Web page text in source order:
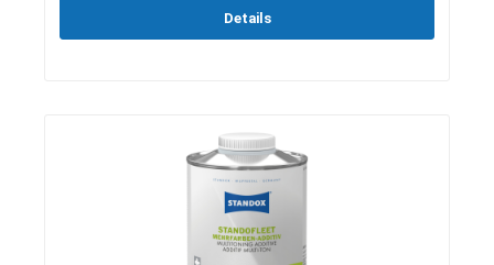
Details